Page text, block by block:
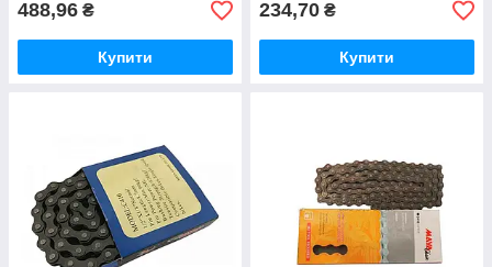
488,96 ₴
Купити
234,70 ₴
Купити